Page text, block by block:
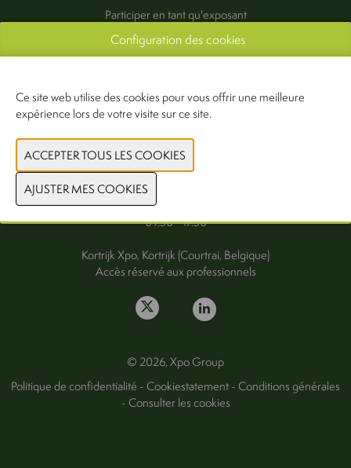
Participer en tant qu'exposant
Exposants
Presse & média
FAQ
Mercredi 30 septembre
Jeudi 1er octobre 2026
09.30 - 17.30
Kortrijk Xpo, Kortrijk (Courtrai, Belgique)
Accès réservé aux professionnels
© 2026, Xpo Group
Politique de confidentialité -Cookiestatement-Conditions générales
-Consulter les cookies
Configuration des cookies
Ce site web utilise des cookies pour vous offrir une meilleure
expérience lors de votre visite sur ce site.